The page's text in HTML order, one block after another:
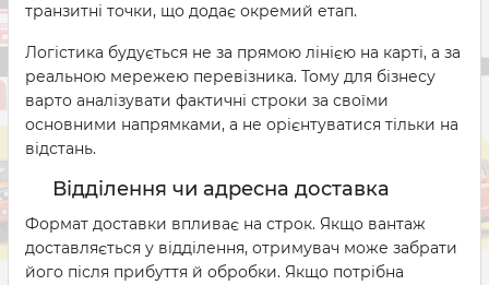
транзитні точки, що додає окремий етап.
Логістика будується не за прямою лінією на карті, а за
реальною мережею перевізника. Тому для бізнесу
варто аналізувати фактичні строки за своїми
основними напрямками, а не орієнтуватися тільки на
відстань.
Відділення чи адресна доставка
Формат доставки впливає на строк. Якщо вантаж
доставляється у відділення, отримувач може забрати
його після прибуття й обробки. Якщо потрібна